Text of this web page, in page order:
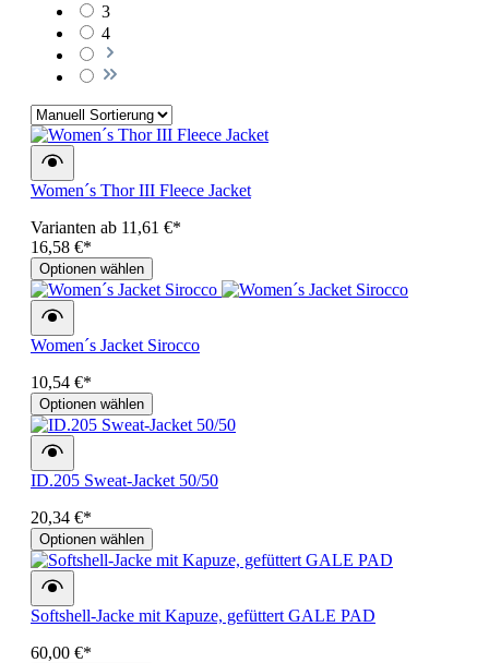
3
4
Women´s Thor III Fleece Jacket
Varianten ab 11,61 €*
16,58 €*
Optionen wählen
Women´s Jacket Sirocco
10,54 €*
Optionen wählen
ID.205 Sweat-Jacket 50/50
20,34 €*
Optionen wählen
Softshell-Jacke mit Kapuze, gefüttert GALE PAD
60,00 €*